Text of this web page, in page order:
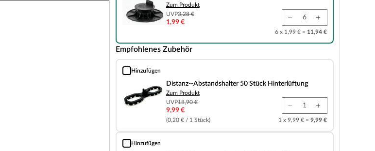
Zum Produkt
UVP3,28 €
1,99 €
6 x 1,99 € = 11,94 €
Empfohlenes Zubehör
Hinzufügen
Distanz--Abstandshalter 50 Stück Hinterlüftung
Distanz--Abstandshalter 50 Stück Hinterlüftung
Zum Produkt
UVP18,90 €
9,99 €
(0,20 € / 1 Stück) 1 x 9,99 € = 9,99 €
Hinzufügen
D-ORX Terrassenschraube V2A Edelstahl